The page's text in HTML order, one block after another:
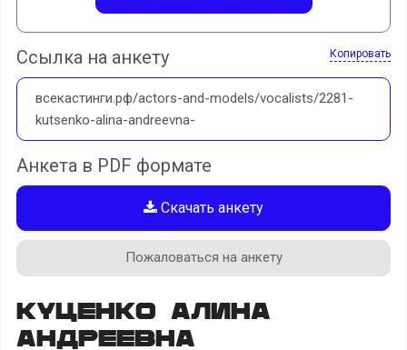
Ссылка на анкету Копировать
всекастинги.рф/actors-and-models/vocalists/2281-
kutsenko-alina-andreevna-
Анкета в PDF формате
Скачать анкету
Пожаловаться на анкету
Куценко Алина
Андреевна